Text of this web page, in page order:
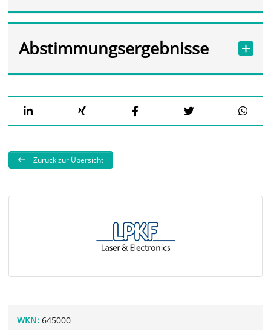
Abstimmungsergebnisse
Zurück zur Übersicht
WKN: 645000